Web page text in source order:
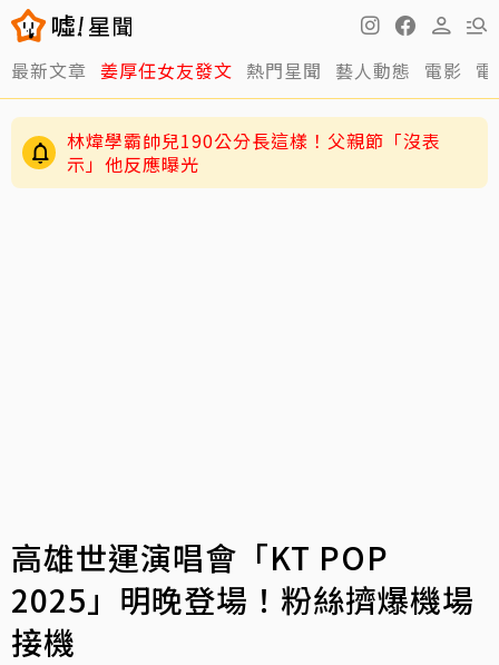
最新文章 姜厚任女友發文 熱門星聞 藝人動態 電影
林煒學霸帥兒190公分長這樣！父親節「沒表
示」他反應曝光
高雄世運演唱會「KT POP
2025」明晚登場！粉絲擠爆機場
接機